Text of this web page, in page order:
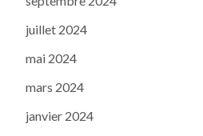
juillet 2024
mai 2024
mars 2024
janvier 2024